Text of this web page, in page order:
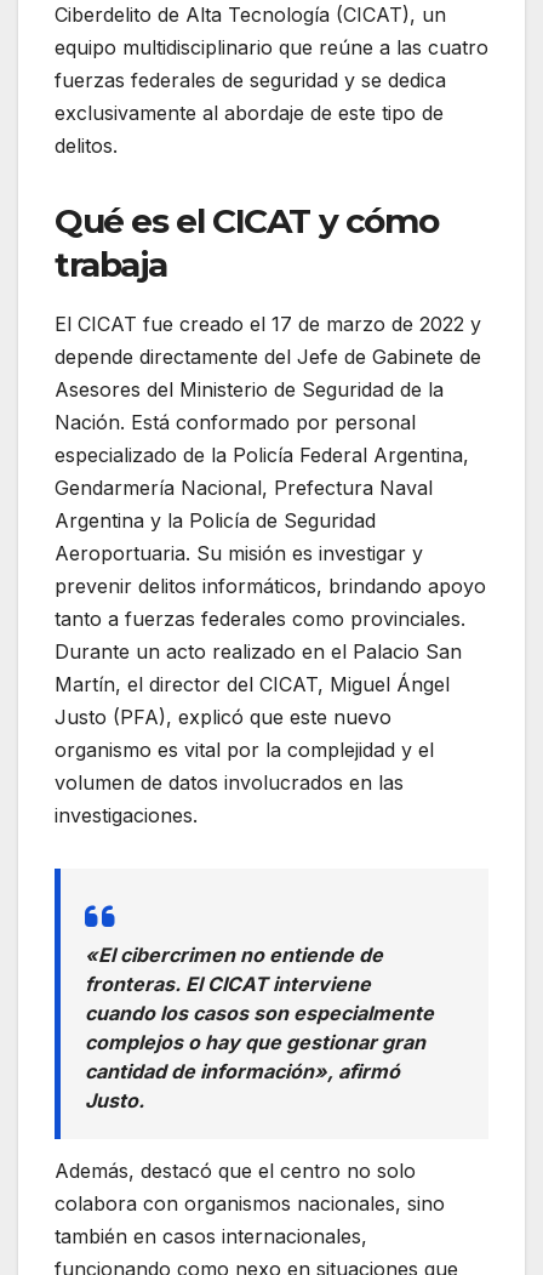
Ciberdelito de Alta Tecnología (CICAT), un
equipo multidisciplinario que reúne a las cuatro
fuerzas federales de seguridad y se dedica
exclusivamente al abordaje de este tipo de
delitos.
Qué es el CICAT y cómo
trabaja
El CICAT fue creado el 17 de marzo de 2022 y
depende directamente del Jefe de Gabinete de
Asesores del Ministerio de Seguridad de la
Nación. Está conformado por personal
especializado de la Policía Federal Argentina,
Gendarmería Nacional, Prefectura Naval
Argentina y la Policía de Seguridad
Aeroportuaria. Su misión es investigar y
prevenir delitos informáticos, brindando apoyo
tanto a fuerzas federales como provinciales.
Durante un acto realizado en el Palacio San
Martín, el director del CICAT, Miguel Ángel
Justo (PFA), explicó que este nuevo
organismo es vital por la complejidad y el
volumen de datos involucrados en las
investigaciones.
«El cibercrimen no entiende de
fronteras. El CICAT interviene
cuando los casos son especialmente
complejos o hay que gestionar gran
cantidad de información», afirmó
Justo.
Además, destacó que el centro no solo
colabora con organismos nacionales, sino
también en casos internacionales,
funcionando como nexo en situaciones que